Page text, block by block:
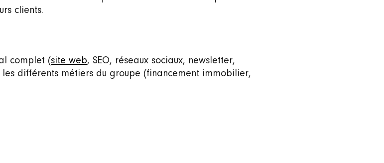
clients.
complet (site web, SEO, réseaux sociaux, newsletter,
différents métiers du groupe (financement immobilier,